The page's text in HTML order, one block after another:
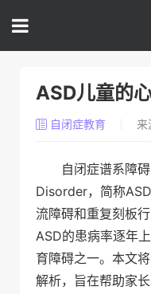
ASD儿童的
自闭症教育 来
自闭症谱系障
Disorder，简称
流障碍和重复刻板
ASD的患病率逐年
育障碍之一。本文
解析，旨在帮助家